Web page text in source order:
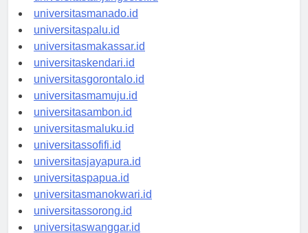
universitastanjungselor.id
universitasmanado.id
universitaspalu.id
universitasmakassar.id
universitaskendari.id
universitasgorontalo.id
universitasmamuju.id
universitasambon.id
universitasmaluku.id
universitassofifi.id
universitasjayapura.id
universitaspapua.id
universitasmanokwari.id
universitassorong.id